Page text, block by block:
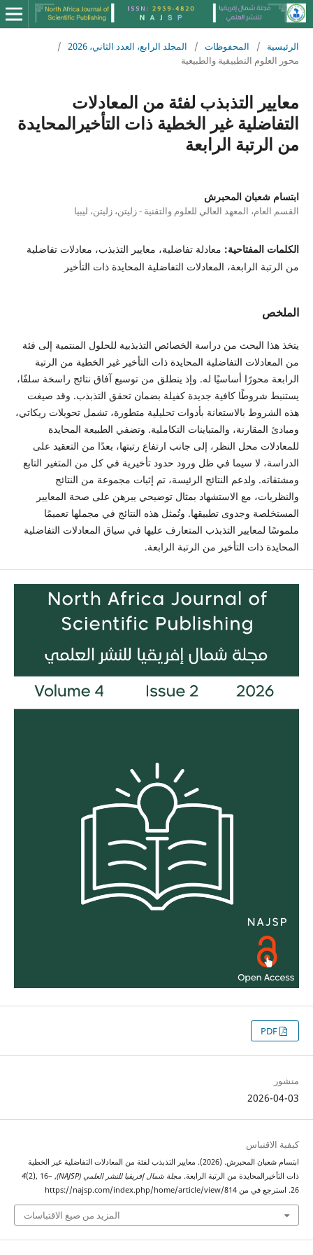
الرئيسية / المحفوظات / المجلد الرابع، العدد الثاني، 2026
/
محور العلوم التطبيقية والطبيعية
معايير التذبذب لفئة من المعادلات
التفاضلية غير الخطية ذات التأخيرالمحايدة
من الرتبة الرابعة
ابتسام شعبان المحبرش
القسم العام، المعهد العالي للعلوم والتقنية - زليتن، زليتن، ليبيا
الكلمات المفتاحية: معادلة تفاضلية، معايير التذبذب، معادلات تفاضلية
من الرتبة الرابعة، المعادلات التفاضلية المحايدة ذات التأخير
الملخص
يتخذ هذا البحث من دراسة الخصائص التذبذبية للحلول المنتمية إلى فئة
من المعادلات التفاضلية المحايدة ذات التأخير غير الخطية من الرتبة
الرابعة محورًا أساسيًا له. وإذ ينطلق من توسيع آفاق نتائج راسخة سلفًا،
يستنبط شروطًا كافية جديدة كفيلة بضمان تحقق التذبذب. وقد صيغت
هذه الشروط بالاستعانة بأدوات تحليلية متطورة، تشمل تحويلات ريكاتي،
ومبادئ المقارنة، والمتباينات التكاملية. وتضفي الطبيعة المحايدة
للمعادلات محل النظر، إلى جانب ارتفاع رتبتها، بعدًا من التعقيد على
الدراسة، لا سيما في ظل ورود حدود تأخيرية في كل من المتغير التابع
ومشتقاته. ولدعم النتائج الرئيسة، تم إثبات مجموعة من النتائج
والنظريات، مع الاستشهاد بمثال توضيحي يبرهن على صحة المعايير
المستخلصة وجدوى تطبيقها. وتُمثل هذه النتائج في مجملها تعميمًا
ملموسًا لمعايير التذبذب المتعارف عليها في سياق المعادلات التفاضلية
المحايدة ذات التأخير من الرتبة الرابعة.
PDF
منشور
2026-04-03
كيفية الاقتباس
ابتسام شعبان المحبرش. (2026). معايير التذبذب لفئة من المعادلات التفاضلية غير الخطية
ذات التأخيرالمحايدة من الرتبة الرابعة. مجلة شمال إفريقيا للنشر العلمي (NAJSP) ,
4(2), 16–
26. استرجع في من https://najsp.com/index.php/home/article/view/814
المزيد من صيغ الاقتباسات